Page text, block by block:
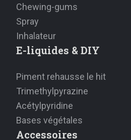
Chewing-gums
Spray
Inhalateur
E-liquides & DIY
Piment rehausse le hit
Trimethylpyrazine
Acétylpyridine
Bases végétales
Accessoires